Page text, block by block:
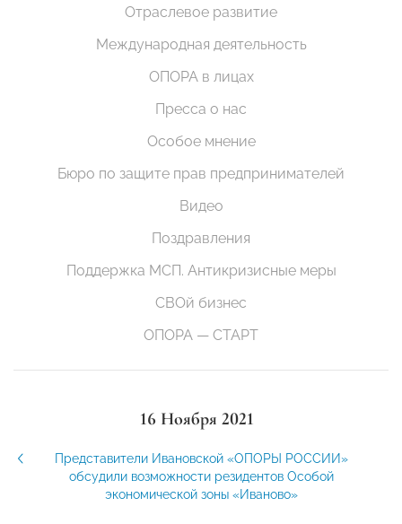
Отраслевое развитие
Международная деятельность
ОПОРА в лицах
Пресса о нас
Особое мнение
Бюро по защите прав предпринимателей
Видео
Поздравления
Поддержка МСП. Антикризисные меры
СВОй бизнес
ОПОРА — СТАРТ
16 Ноября 2021
Представители Ивановской «ОПОРЫ РОССИИ»
обсудили возможности резидентов Особой
экономической зоны «Иваново»